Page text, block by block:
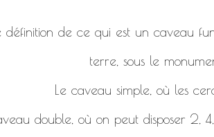
définition de ce qui est un caveau
terre, sous le
Le caveau simple, où les
double, où on peut disposer 2,